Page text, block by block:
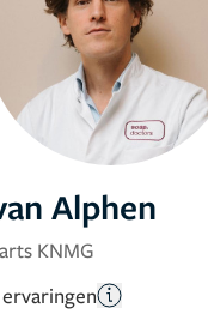
Alphen
KNMG
ervaringen